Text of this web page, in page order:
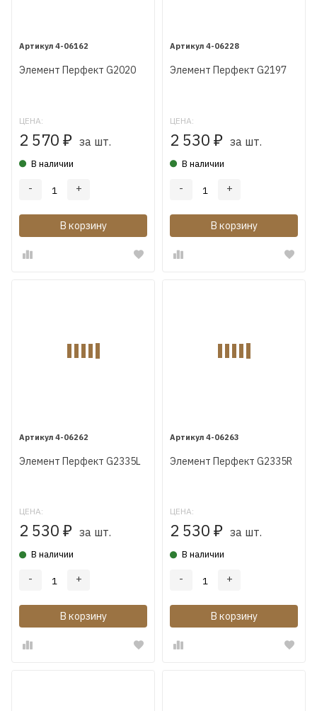
4-06162
Элемент Перфект G2020
ЦЕНА:
2 570 ₽ за шт.
В наличии
- +
В корзину
4-06228
Элемент Перфект G2197
ЦЕНА:
2 530 ₽ за шт.
В наличии
- +
В корзину
4-06262
Элемент Перфект G2335L
ЦЕНА:
2 530 ₽ за шт.
В наличии
- +
В корзину
4-06263
Элемент Перфект G2335R
ЦЕНА:
2 530 ₽ за шт.
В наличии
- +
В корзину